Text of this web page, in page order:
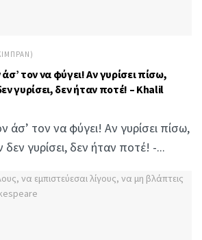
τον να φύγει! Αν γυρίσει πίσω,
γυρίσει, δεν ήταν ποτέ! – Khalil
άσ’ τον να φύγει! Αν γυρίσει πίσω,
δεν γυρίσει, δεν ήταν ποτέ! -...